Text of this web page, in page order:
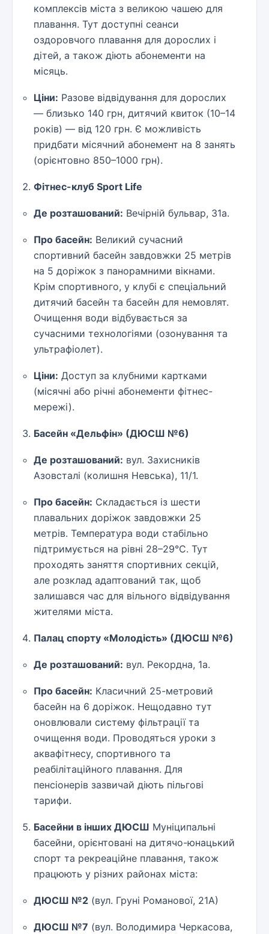
комплексів міста з великою чашею для
плавання. Тут доступні сеанси
оздоровчого плавання для дорослих і
дітей, а також діють абонементи на
місяць.
Ціни: Разове відвідування для дорослих
— близько 140 грн, дитячий квиток (10–14
років) — від 120 грн. Є можливість
придбати місячний абонемент на 8 занять
(орієнтовно 850–1000 грн).
Фітнес-клуб Sport Life
Де розташований: Вечірній бульвар, 31а.
Про басейн: Великий сучасний
спортивний басейн завдовжки 25 метрів
на 5 доріжок з панорамними вікнами.
Крім спортивного, у клубі є спеціальний
дитячий басейн та басейн для немовлят.
Очищення води відбувається за
сучасними технологіями (озонування та
ультрафіолет).
Ціни: Доступ за клубними картками
(місячні або річні абонементи фітнес-
мережі).
Басейн «Дельфін» (ДЮСШ №6)
Де розташований: вул. Захисників
Азовсталі (колишня Невська), 11/1.
Про басейн: Складається із шести
плавальних доріжок завдовжки 25
метрів. Температура води стабільно
підтримується на рівні 28–29°C. Тут
проходять заняття спортивних секцій,
але розклад адаптований так, щоб
залишався час для вільного відвідування
жителями міста.
Палац спорту «Молодість» (ДЮСШ №6)
Де розташований: вул. Рекордна, 1а.
Про басейн: Класичний 25-метровий
басейн на 6 доріжок. Нещодавно тут
оновлювали систему фільтрації та
очищення води. Проводяться уроки з
аквафітнесу, спортивного та
реабілітаційного плавання. Для
пенсіонерів зазвичай діють пільгові
тарифи.
Басейни в інших ДЮСШ Муніципальні
басейни, орієнтовані на дитячо-юнацький
спорт та рекреаційне плавання, також
працюють у різних районах міста:
ДЮСШ №2 (вул. Груні Романової, 21А)
ДЮСШ №7 (вул. Володимира Черкасова,